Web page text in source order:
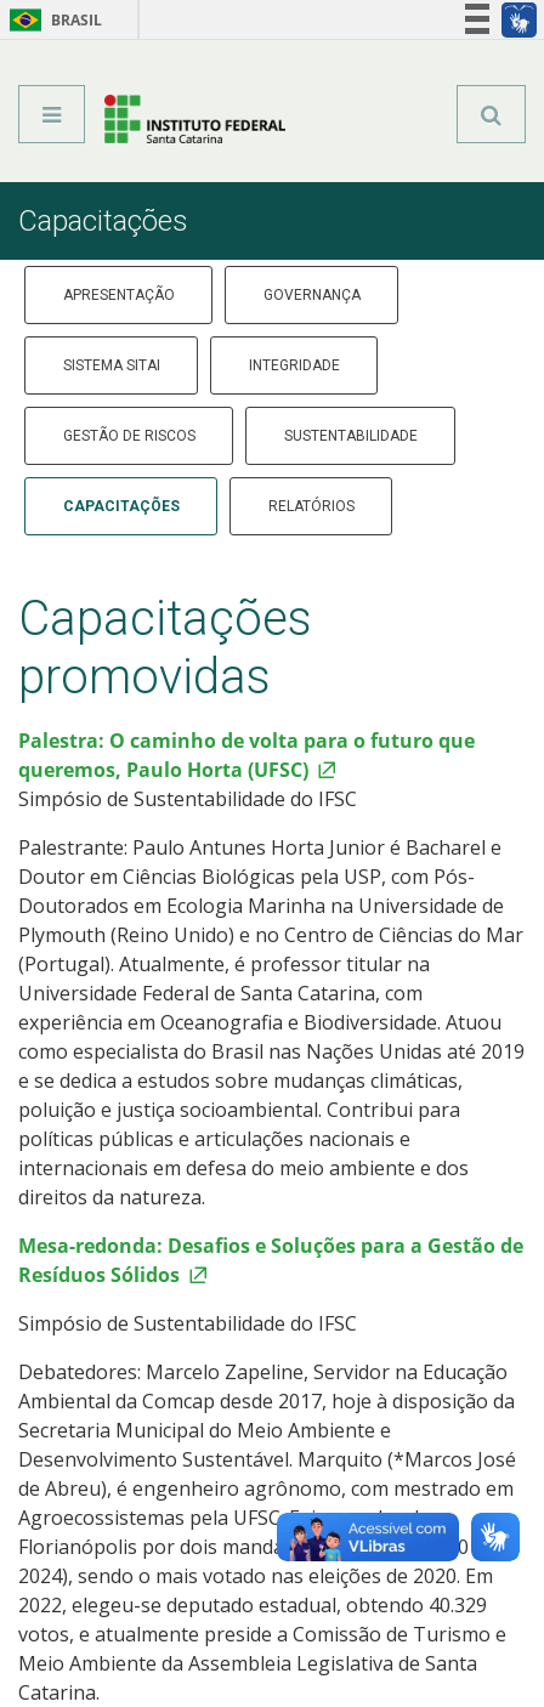
BRASIL
Capacitações
APRESENTAÇÃO GOVERNANÇA
SISTEMA SITAI INTEGRIDADE
GESTÃO DE RISCOS SUSTENTABILIDADE
CAPACITAÇÕES RELATÓRIOS
Capacitações
promovidas
Palestra: O caminho de volta para o futuro que
queremos, Paulo Horta (UFSC)
Simpósio de Sustentabilidade do IFSC
Palestrante: Paulo Antunes Horta Junior é Bacharel e
Doutor em Ciências Biológicas pela USP, com Pós-
Doutorados em Ecologia Marinha na Universidade de
Plymouth (Reino Unido) e no Centro de Ciências do Mar
(Portugal). Atualmente, é professor titular na
Universidade Federal de Santa Catarina, com
experiência em Oceanografia e Biodiversidade. Atuou
como especialista do Brasil nas Nações Unidas até 2019
e se dedica a estudos sobre mudanças climáticas,
poluição e justiça socioambiental. Contribui para
políticas públicas e articulações nacionais e
internacionais em defesa do meio ambiente e dos
direitos da natureza.
Mesa-redonda: Desafios e Soluções para a Gestão de
Resíduos Sólidos
Simpósio de Sustentabilidade do IFSC
Debatedores: Marcelo Zapeline, Servidor na Educação
Ambiental da Comcap desde 2017, hoje à disposição da
Secretaria Municipal do Meio Ambiente e
Desenvolvimento Sustentável. Marquito (*Marcos José
de Abreu), é engenheiro agrônomo, com mestrado em
Agroecossistemas pela UFSC. Foi vereador de
Florianópolis por dois mandatos consecutivos (2016-
2024), sendo o mais votado nas eleições de 2020. Em
2022, elegeu-se deputado estadual, obtendo 40.329
votos, e atualmente preside a Comissão de Turismo e
Meio Ambiente da Assembleia Legislativa de Santa
Catarina.